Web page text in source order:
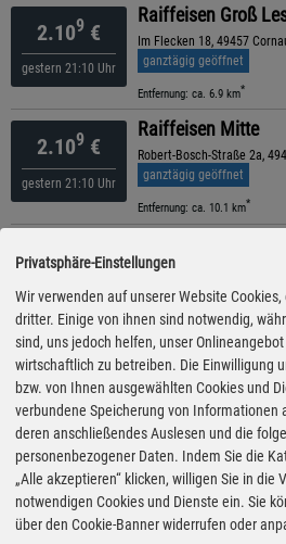
2.109 €
gestern 21:10 Uhr
Raiffeisen Groß
Im Flecken 18, 49457
ganztägig geöffnet
Entfernung: ca. 6.9 km*
2.109 €
gestern 21:10 Uhr
Raiffeisen Mitte
Robert-Bosch-Straße 2a,
ganztägig geöffnet
Entfernung: ca. 10.1 km*
2.109€
gestern 20:50 Uhr
Bremer Str. 27, 49406
geöffnet bis 22:00 Uhr
Entfernung: ca. 11.8 km*
2.109€
gestern 14:10 Uhr
EC Tankstelle
Diepholzer Str. 22, 49459
ganztägig geöffnet
Entfernung: ca. 12.5 km*
2.119€
gestern 21:30 Uhr
Brzezina /
Dieselstrasse 20, 49356
ganztägig geöffnet
Privatsphäre-Einstellungen
Wir verwenden auf unserer Website
dritter. Einige von ihnen sind notwendig,
sind, uns jedoch helfen, unser
wirtschaftlich zu betreiben. Die Einwilligung
bzw. von Ihnen ausgewählten Cookies und
verbundene Speicherung von Informationen
deren anschließendes Auslesen und die
personenbezogener Daten. Indem Sie die
„Alle akzeptieren“ klicken, willigen Sie in die
notwendigen Cookies und Dienste ein. Sie
über den Cookie-Banner widerrufen oder